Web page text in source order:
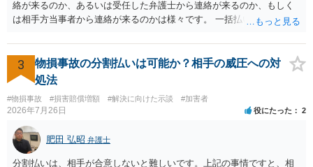
ので、そのあたりのご事情も踏まえて、依頼意思の確認方法等を検討
絡が来るのか、あるいは受任した弁護士から連絡が来るのか、もしく
は相手方当事者から連絡が来るのかは様々です。 一括払いや分割払い
金の支払いにつき、分割払いに合意すれば、和解は可能です。 他方で
合意しなければ和解できないことになります。 今後の見通しを知る為
に、交渉の方向性につき、最寄りの法律事務所で相談だけでもされる
3
物損事故の分割払いは可能か？相手の威圧への対
処法
#物損事故 #損害賠償増額 #解決に向けた示談 #加害者
2026年7月26日 役にたった 2
肥田 弘昭 弁護士
分割払いは、相手が合意しないと難しいです。上記の事情ですと、相